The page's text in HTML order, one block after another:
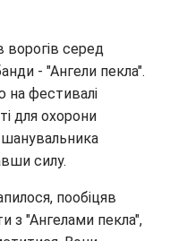
серед
- "Ангели пекла".
на фестивалі
для охорони
силу.
пообіцяв
з "Ангелами пекла",